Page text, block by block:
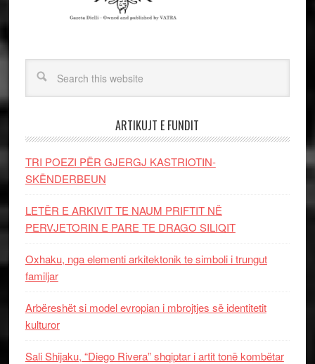
ARTIKUJT E FUNDIT
TRI POEZI PËR GJERGJ KASTRIOTIN-
SKËNDERBEUN
LETËR E ARKIVIT TE NAUM PRIFTIT NË
PERVJETORIN E PARE TE DRAGO SILIQIT
Oxhaku, nga elementi arkitektonik te simboli i trungut
familjar
Arbëreshët si model evropian i mbrojtjes së identitetit
kulturor
Sali Shijaku, “Diego Rivera” shqiptar i artit tonë kombëtar